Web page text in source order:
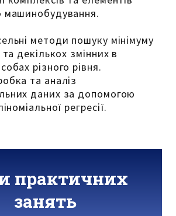
машинобудування.
методи пошуку мінімуму
та декількох змінних в
різного рівня.
та аналіз
даних за допомогою
регресії.
практичних
занять